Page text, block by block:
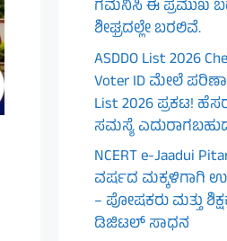
ಗಮನಿಸಿ ಈ ಪ್ರಮುಖ
ಶೀಘ್ರದಲ್ಲೇ ಬರಲಿವೆ.
ASDDO List 2026
Voter ID ಮೇಲೆ
List 2026 ಪ್ರಕಟ!
ಸಮಸ್ಯೆ
NCERT e-Jaadui
ವರ್ಷದ ಮಕ್ಕಳಿಗಾಗಿ
– ಪೋಷಕರು ಮತ್ತು
ಡಿಜಿಟಲ್ ಸಾಧನ